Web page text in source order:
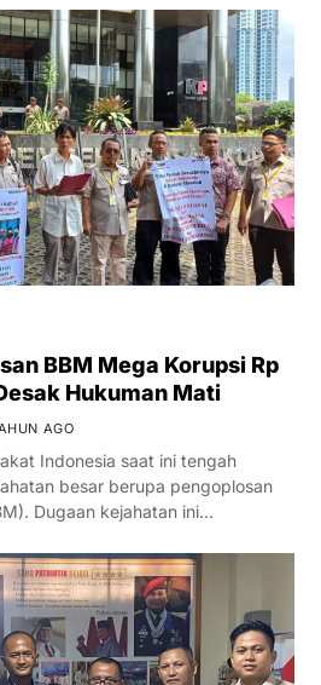
BBM Mega Korupsi Rp
Hukuman Mati
AGO
Indonesia saat ini tengah
besar berupa pengoplosan
Dugaan kejahatan ini…